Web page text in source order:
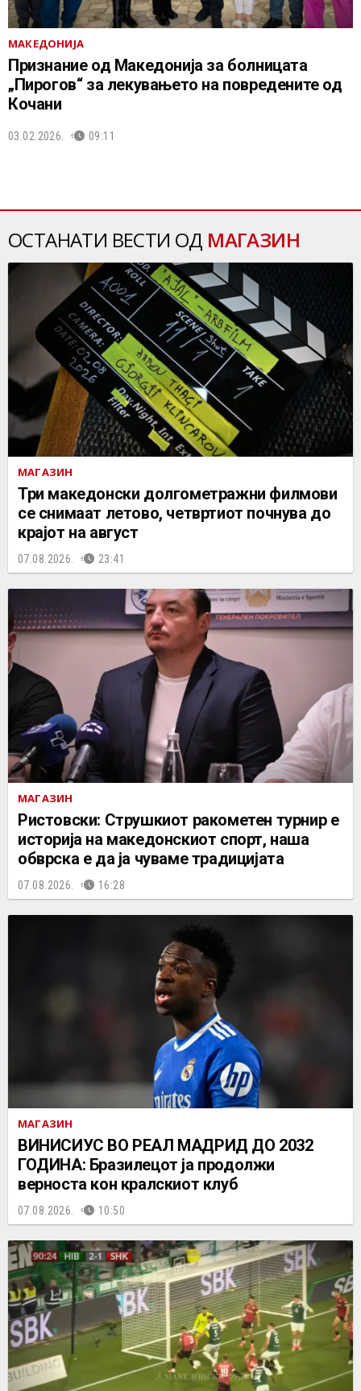
МАКЕДОНИЈА
Признание од Македонија за болницата
„Пирогов“ за лекувањето на повредените од
Кочани
03.02.2026. 09:11
ОСТАНАТИ ВЕСТИ ОД МАГАЗИН
МАГАЗИН
Три македонски долгометражни филмови
се снимаат летово, четвртиот почнува до
крајот на август
07.08.2026. 23:41
МАГАЗИН
Ристовски: Струшкиот ракометен турнир е
историја на македонскиот спорт, наша
обврска е да ја чуваме традицијата
07.08.2026. 16:28
МАГАЗИН
ВИНИСИУС ВО РЕАЛ МАДРИД ДО 2032
ГОДИНА: Бразилецот ја продолжи
верноста кон кралскиот клуб
07.08.2026. 10:50